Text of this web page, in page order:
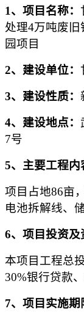
1、项目名称：
处理4万吨废旧
园项目
2、建设单位：
3、建设性质：
4、建设地点：
7号
5、主要工程内
项目占地86亩
电池拆解线、
6、项目投资及
本项目工程总
30%银行贷款、
7、项目实施期